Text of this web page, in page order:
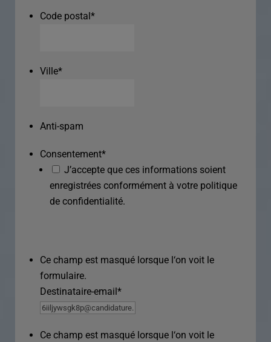
Code postal*
Ville*
Anti-spam
Consentement*
J’accepte que ces informations soient
enregistrées conformément à votre politique
de confidentialité.
Ce champ est masqué lorsque l‘on voit le
formulaire.
Destinataire-email*
Ce champ est masqué lorsque l‘on voit le